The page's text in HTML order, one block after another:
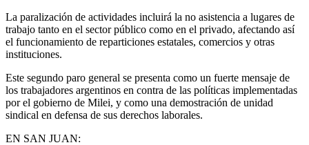
La paralización de actividades incluirá la no asistencia a lugares de
trabajo tanto en el sector público como en el privado, afectando así
el funcionamiento de reparticiones estatales, comercios y otras
instituciones.
Este segundo paro general se presenta como un fuerte mensaje de
los trabajadores argentinos en contra de las políticas implementadas
por el gobierno de Milei, y como una demostración de unidad
sindical en defensa de sus derechos laborales.
EN SAN JUAN: